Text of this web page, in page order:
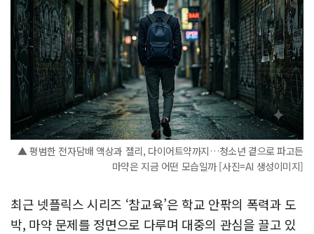
▲ 평범한 전자담배 액상과 젤리, 다이어트약까지…청소년 곁으로 파고든
마약은 지금 어떤 모습일까 [사진=AI 생성이미지]
최근 넷플릭스 시리즈 ‘참교육’은 학교 안팎의 폭력과 도
박, 마약 문제를 정면으로 다루며 대중의 관심을 끌고 있